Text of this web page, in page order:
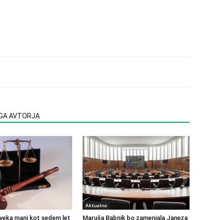
AVTORJA
manj kot sedem let
Aktualno
Maruša Babnik bo zamenjala Janeza